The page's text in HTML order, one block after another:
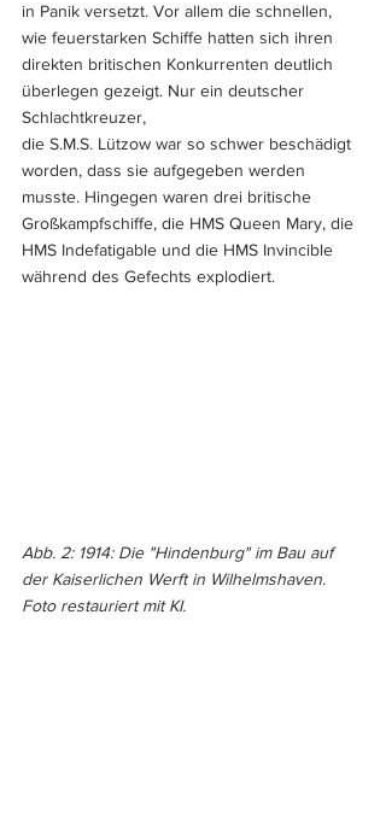
in Panik versetzt. Vor allem die schnellen,
wie feuerstarken Schiffe hatten sich ihren
direkten britischen Konkurrenten deutlich
überlegen gezeigt. Nur ein deutscher
Schlachtkreuzer,
die S.M.S. Lützow war so schwer beschädigt
worden, dass sie aufgegeben werden
musste. Hingegen waren drei britische
Großkampfschiffe, die HMS Queen Mary, die
HMS Indefatigable und die HMS Invincible
während des Gefechts explodiert.
Abb. 2: 1914: Die "Hindenburg" im Bau auf
der Kaiserlichen Werft in Wilhelmshaven.
Foto restauriert mit KI.